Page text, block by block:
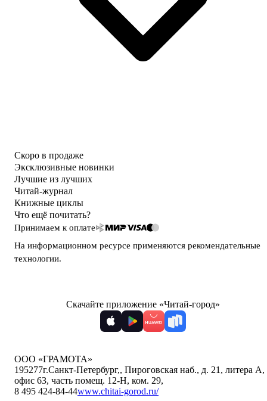
Скоро в продаже
Эксклюзивные новинки
Лучшие из лучших
Читай-журнал
Книжные циклы
Что ещё почитать?
Принимаем к оплате
На информационном ресурсе применяются рекомендательные
технологии.
Скачайте приложение «Читай-город»
ООО «ГРАМОТА»
195277г.Санкт-Петербург,, Пироговская наб., д. 21, литера А,
офис 63, часть помещ. 12-Н, ком. 29,
8 495 424-84-44www.chitai-gorod.ru/